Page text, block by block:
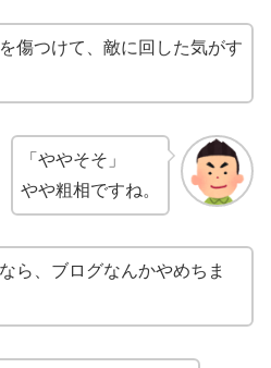
傷つけて、敵に回した気がす
「ややそそ」
やや粗相ですね。
ら、ブログなんかやめちま